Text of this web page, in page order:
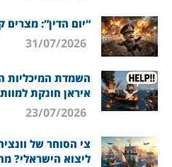
“יום הדין”:
השמדת המיכליות
איראן חונקת
צי הסוחר של
ליצוא הישראלי?